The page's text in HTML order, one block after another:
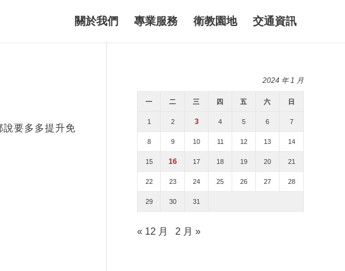
關於我們 專業服務 衛教園地 交通資訊
要多多提升免
2024 年 1 月
一 二 三 四 五 六 日
1 2 3 4 5 6 7
8 9 10 11 12 13 14
15 16 17 18 19 20 21
22 23 24 25 26 27 28
29 30 31
« 12 月 2 月 »